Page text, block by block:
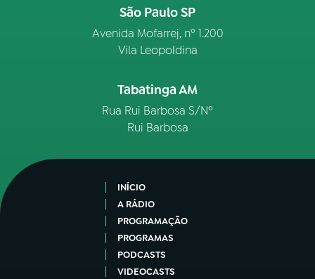
São Paulo SP
Avenida Mofarrej, nº 1.200
Vila Leopoldina
Tabatinga AM
Rua Rui Barbosa S/Nº
Rui Barbosa
INÍCIO
A RÁDIO
PROGRAMAÇÃO
PROGRAMAS
PODCASTS
VIDEOCASTS